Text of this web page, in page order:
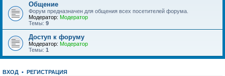
Общение
Форум предназначен для общения всех посетителей форума.
Модератор: Модератор
Темы: 9
Доступ к форуму
Модератор: Модератор
Темы: 1
ВХОД • РЕГИСТРАЦИЯ